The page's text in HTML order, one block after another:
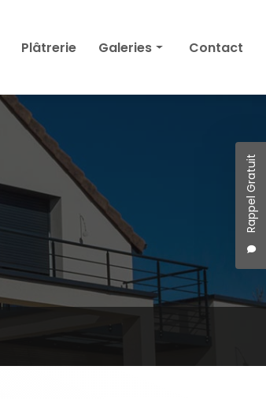
Rappel Gratuit
Plâtrerie Galeries Contact